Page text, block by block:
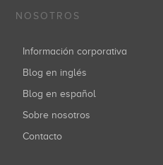
NOSOTROS
Información corporativa
Blog en inglés
Blog en español
Sobre nosotros
Contacto